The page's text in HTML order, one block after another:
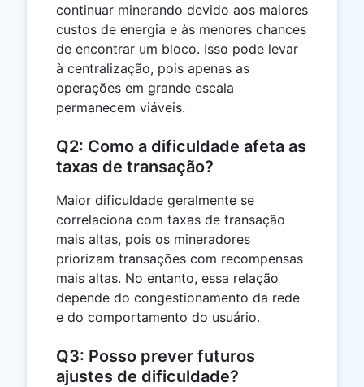
continuar minerando devido aos maiores
custos de energia e às menores chances
de encontrar um bloco. Isso pode levar
à centralização, pois apenas as
operações em grande escala
permanecem viáveis.
Q2: Como a dificuldade afeta as
taxas de transação?
Maior dificuldade geralmente se
correlaciona com taxas de transação
mais altas, pois os mineradores
priorizam transações com recompensas
mais altas. No entanto, essa relação
depende do congestionamento da rede
e do comportamento do usuário.
Q3: Posso prever futuros
ajustes de dificuldade?